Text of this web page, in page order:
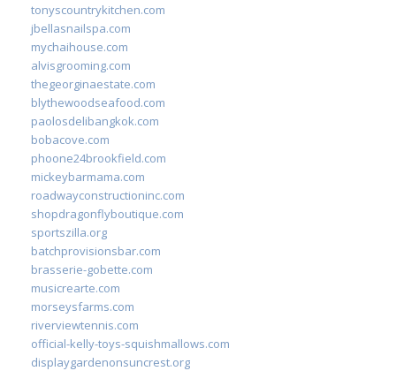
tonyscountrykitchen.com
jbellasnailspa.com
mychaihouse.com
alvisgrooming.com
thegeorginaestate.com
blythewoodseafood.com
paolosdelibangkok.com
bobacove.com
phoone24brookfield.com
mickeybarmama.com
roadwayconstructioninc.com
shopdragonflyboutique.com
sportszilla.org
batchprovisionsbar.com
brasserie-gobette.com
musicrearte.com
morseysfarms.com
riverviewtennis.com
official-kelly-toys-squishmallows.com
displaygardenonsuncrest.org